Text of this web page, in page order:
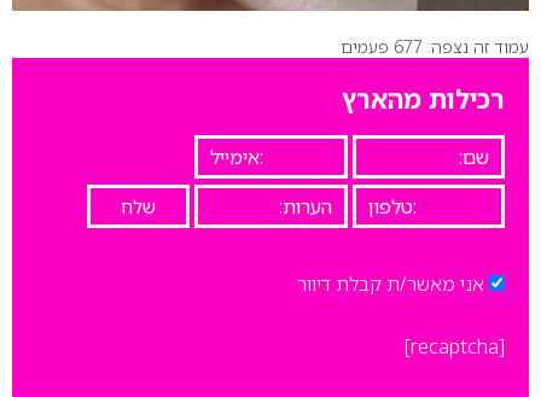
עמוד זה נצפה: 677 פעמים
רכילות מהארץ
אני מאשר/ת קבלת דיוור
[recaptcha]